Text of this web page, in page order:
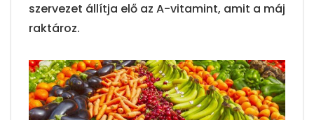
szervezet állítja elő az A-vitamint, amit a máj
raktároz.